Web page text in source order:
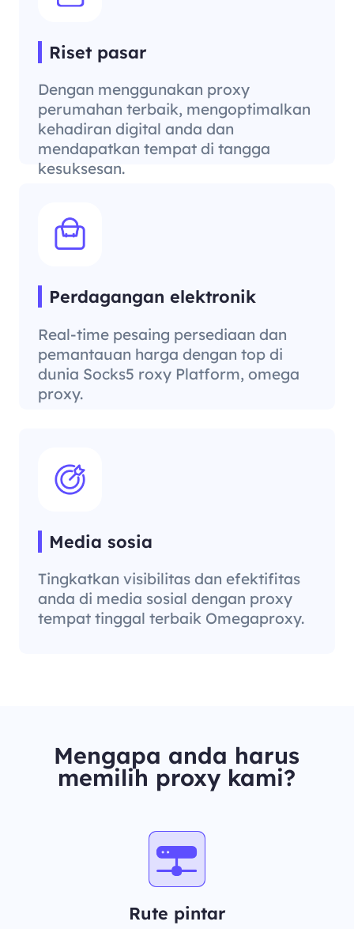
Riset pasar
Dengan menggunakan proxy
perumahan terbaik, mengoptimalkan
kehadiran digital anda dan
mendapatkan tempat di tangga
kesuksesan.
Perdagangan elektronik
Real-time pesaing persediaan dan
pemantauan harga dengan top di
dunia Socks5 roxy Platform, omega
proxy.
Media sosia
Tingkatkan visibilitas dan efektifitas
anda di media sosial dengan proxy
tempat tinggal terbaik Omegaproxy.
Mengapa anda harus
memilih proxy kami?
Rute pintar